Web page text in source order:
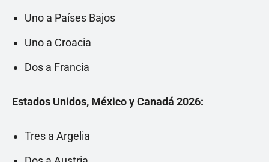
Uno a Países Bajos
Uno a Croacia
Dos a Francia
Estados Unidos, México y Canadá 2026:
Tres a Argelia